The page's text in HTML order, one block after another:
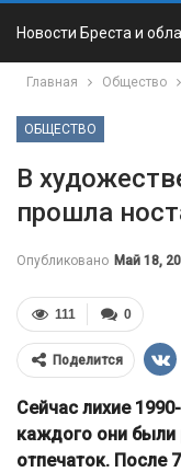
Новости Бреста и
Главная Общество
ОБЩЕСТВО
В
прошла
Опубликовано Май 18,
0
111
Поделится
Сейчас лихие
каждого они
отпечаток. После